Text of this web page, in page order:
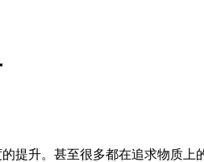
升。甚至很多都在追求物质上